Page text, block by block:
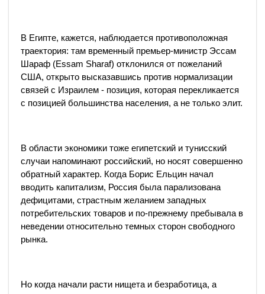
В Египте, кажется, наблюдается противоположная
траектория: там временный премьер-министр Эссам
Шараф (Essam Sharaf) отклонился от пожеланий
США, открыто высказавшись против нормализации
связей с Израилем - позиция, которая перекликается
с позицией большинства населения, а не только элит.
В области экономики тоже египетский и тунисский
случаи напоминают российский, но носят совершенно
обратный характер. Когда Борис Ельцин начал
вводить капитализм, Россия была парализована
дефицитами, страстным желанием западных
потребительских товаров и по-прежнему пребывала в
неведении относительно темных сторон свободного
рынка.
Но когда начали расти нищета и безработица, а